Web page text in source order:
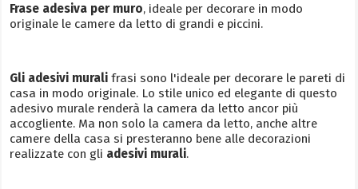
Frase adesiva per muro, ideale per decorare in modo
originale le camere da letto di grandi e piccini.
Gli adesivi murali frasi sono l'ideale per decorare le pareti di
casa in modo originale. Lo stile unico ed elegante di questo
adesivo murale renderà la camera da letto ancor più
accogliente. Ma non solo la camera da letto, anche altre
camere della casa si presteranno bene alle decorazioni
realizzate con gli adesivi murali.